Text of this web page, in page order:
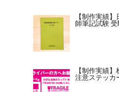
【制作実績
師筆記試験
【制作実績
注意ステッカ